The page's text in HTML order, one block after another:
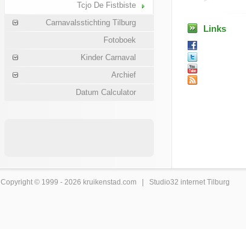
Tcjo De Fistbiste
Carnavalsstichting Tilburg
Fotoboek
Kinder Carnaval
Archief
Datum Calculator
Links
Copyright © 1999 - 2026 kruikenstad .com | Studio32 internet Tilburg